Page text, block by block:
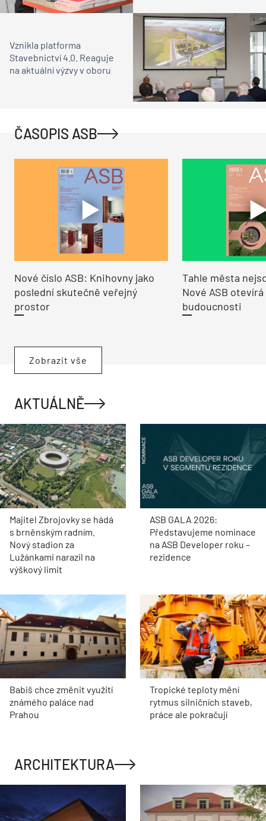
Vznikla platforma
Stavebnictví 4.0. Reaguje
na aktuální výzvy v oboru
ČASOPIS ASB
Nové číslo ASB: Knihovny jako
poslední skutečně veřejný
prostor
Tahle města
Nové ASB
budoucnosti
Zobrazit vše
AKTUÁLNĚ
Majitel Zbrojovky se hádá
s brněnským radním.
Nový stadion za
Lužánkami narazil na
výškový limit
ASB GALA 2026:
Představujeme nominace
na ASB Developer roku –
rezidence
Babiš chce změnit využití
známého paláce nad
Prahou
Tropické teploty mění
rytmus silničních staveb,
práce ale pokračují
ARCHITEKTURA